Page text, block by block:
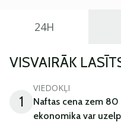
24H
VISVAIRĀK
1
VIEDOKĻI
Naftas cena zem
ekonomika var